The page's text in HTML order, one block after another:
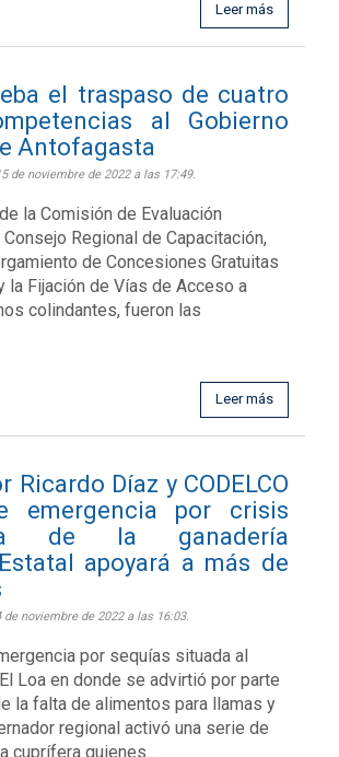
Leer más
el traspaso de cuatro
al Gobierno
Antofagasta
de noviembre de 2022 a las 17:49.
la Comisión de Evaluación
Regional de Capacitación,
de Concesiones Gratuitas
la Fijación de Vías de Acceso a
colindantes, fueron las
Leer más
Ricardo Díaz y CODELCO
emergencia por crisis
de la ganadería
apoyará a más de
noviembre de 2022 a las 16:03.
por sequías situada al
Loa en donde se advirtió por parte
la falta de alimentos para llamas y
regional activó una serie de
cuprífera quienes...